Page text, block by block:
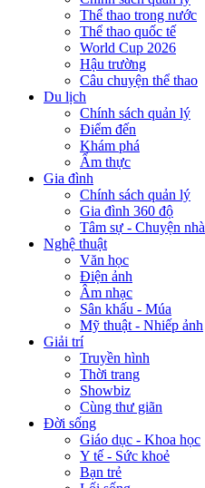
Thể thao trong nước
Thể thao quốc tế
World Cup 2026
Hậu trường
Câu chuyện thể thao
Du lịch
Chính sách quản lý
Điểm đến
Khám phá
Ẩm thực
Gia đình
Chính sách quản lý
Gia đình 360 độ
Tâm sự - Chuyện nhà
Nghệ thuật
Văn học
Điện ảnh
Âm nhạc
Sân khấu - Múa
Mỹ thuật - Nhiếp ảnh
Giải trí
Truyền hình
Thời trang
Showbiz
Cùng thư giãn
Đời sống
Giáo dục - Khoa học
Y tế - Sức khoẻ
Bạn trẻ